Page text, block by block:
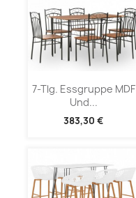
7-Tlg. Essgruppe MDF
Und...
383,30 €